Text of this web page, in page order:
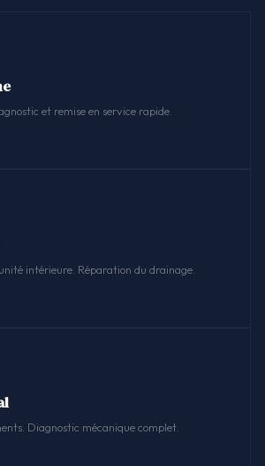
et remise en service rapide.
intérieure. Réparation du drainage.
Diagnostic mécanique complet.